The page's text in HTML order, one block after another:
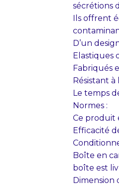
sécrétions
Ils offrent
D’un
Elastiques
Fabriqués
Résistant
Le temps
Normes :
Ce produit
Efficacité
Boîte en
boîte est
Dimension